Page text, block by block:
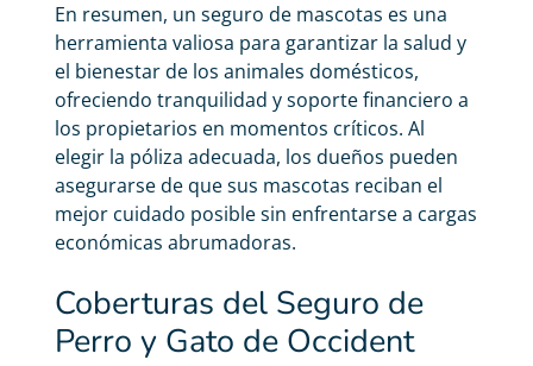
En resumen, un seguro de mascotas es una
herramienta valiosa para garantizar la salud y
el bienestar de los animales domésticos,
ofreciendo tranquilidad y soporte financiero a
los propietarios en momentos críticos. Al
elegir la póliza adecuada, los dueños pueden
asegurarse de que sus mascotas reciban el
mejor cuidado posible sin enfrentarse a cargas
económicas abrumadoras.
Coberturas del Seguro de
Perro y Gato de Occident